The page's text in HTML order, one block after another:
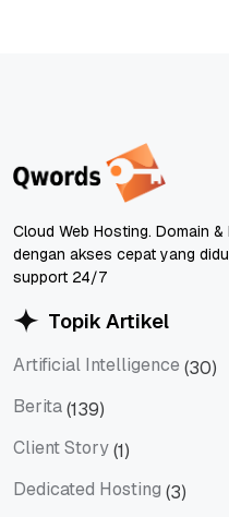
Cloud Web Hosting. Domain
dengan akses cepat yang
support 24/7
Topik Artikel
Artificial Intelligence (30)
Berita(139)
Client Story(1)
Dedicated Hosting (3)